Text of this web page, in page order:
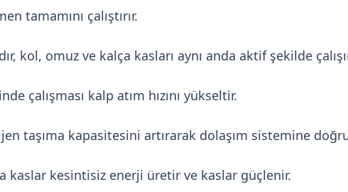
tamamını çalıştırır.
kol, omuz ve kalça kasları aynı anda aktif şekilde
çalışması kalp atım hızını yükseltir.
taşıma kapasitesini artırarak dolaşım sistemine
kaslar kesintisiz enerji üretir ve kaslar güçlenir.